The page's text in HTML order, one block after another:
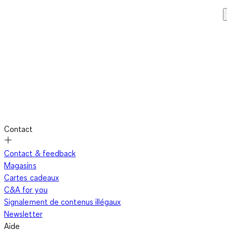
Contact
Contact & feedback
Magasins
Cartes cadeaux
C&A for you
Signalement de contenus illégaux
Newsletter
Aide